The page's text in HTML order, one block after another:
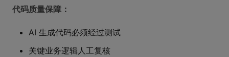
代码质量保障：
AI 生成代码必须经过测试
关键业务逻辑人工复核